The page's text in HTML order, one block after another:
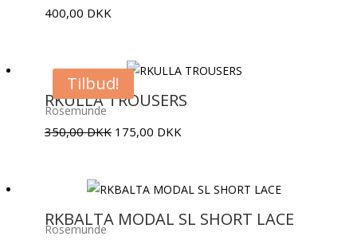
400,00 DKK
Tilbud!
RKULLA TROUSERS
Rosemunde
350,00DKK Den
var:
350,00 DKK.
175,00 DKK
er:
175,00 DKK.
RKBALTA MODAL SL SHORT LACE
Rosemunde